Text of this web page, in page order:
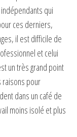
qui
ces derniers,
il est difficile de
et celui
un très grand point
raisons pour
dans un café de
moins isolé et plus